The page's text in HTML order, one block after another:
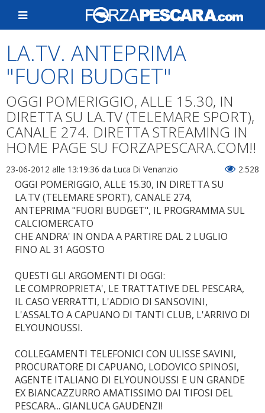
LA.TV. ANTEPRIMA
"FUORI BUDGET"
OGGI POMERIGGIO, ALLE 15.30, IN
DIRETTA SU LA.TV (TELEMARE SPORT),
CANALE 274. DIRETTA STREAMING IN
HOME PAGE SU FORZAPESCARA.COM!!
23-06-2012 alle 13:19:36 da Luca Di Venanzio 2.528
OGGI POMERIGGIO, ALLE 15.30, IN DIRETTA SU
LA.TV (TELEMARE SPORT), CANALE 274,
ANTEPRIMA "FUORI BUDGET", IL PROGRAMMA SUL
CALCIOMERCATO
CHE ANDRA' IN ONDA A PARTIRE DAL 2 LUGLIO
FINO AL 31 AGOSTO
QUESTI GLI ARGOMENTI DI OGGI:
LE COMPROPRIETA', LE TRATTATIVE DEL PESCARA,
IL CASO VERRATTI, L'ADDIO DI SANSOVINI,
L'ASSALTO A CAPUANO DI TANTI CLUB, L'ARRIVO DI
ELYOUNOUSSI.
COLLEGAMENTI TELEFONICI CON ULISSE SAVINI,
PROCURATORE DI CAPUANO, LODOVICO SPINOSI,
AGENTE ITALIANO DI ELYOUNOUSSI E UN GRANDE
EX BIANCAZZURRO AMATISSIMO DAI TIFOSI DEL
PESCARA... GIANLUCA GAUDENZI!